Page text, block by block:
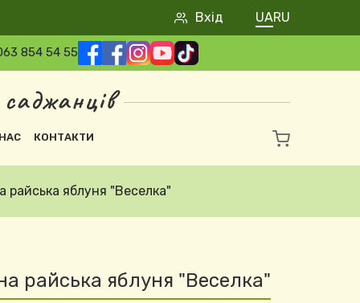
User account
Вхід UARU
854 54 55
КОНТАКТИ
райська яблуня "Веселка"
райська яблуня "Веселка"